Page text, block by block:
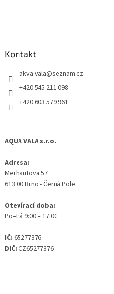
Kontakt
akva.vala@seznam.cz
+420 545 211 098
+420 603 579 961
AQUA VALA s.r.o.
Adresa:
Merhautova 57
613 00 Brno - Černá Pole
Otevírací doba:
Po–Pá 9:00 – 17:00
IČ: 65277376
DIČ: CZ65277376